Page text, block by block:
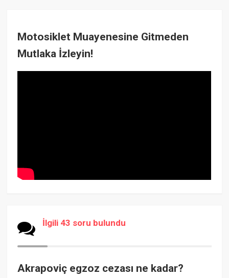
Motosiklet Muayenesine Gitmeden
Mutlaka İzleyin!
İlgili 43 soru bulundu
Akrapoviç egzoz cezası ne kadar?